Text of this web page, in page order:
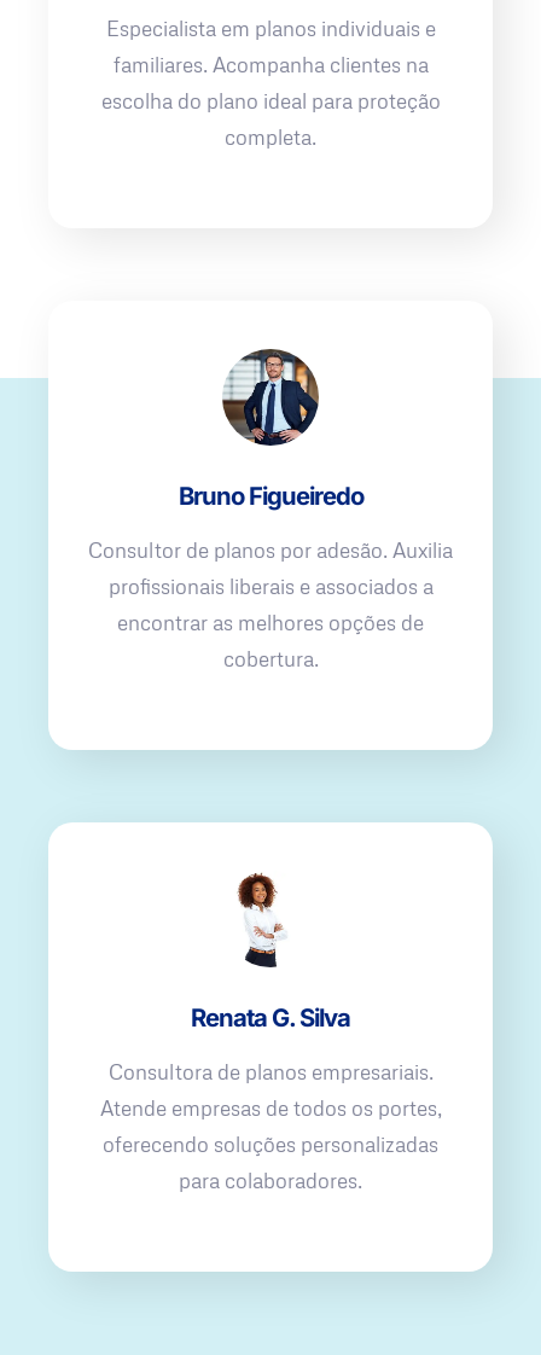
Especialista em planos individuais e
familiares. Acompanha clientes na
escolha do plano ideal para proteção
completa.
Bruno Figueiredo
Consultor de planos por adesão. Auxilia
profissionais liberais e associados a
encontrar as melhores opções de
cobertura.
Renata G. Silva
Consultora de planos empresariais.
Atende empresas de todos os portes,
oferecendo soluções personalizadas
para colaboradores.